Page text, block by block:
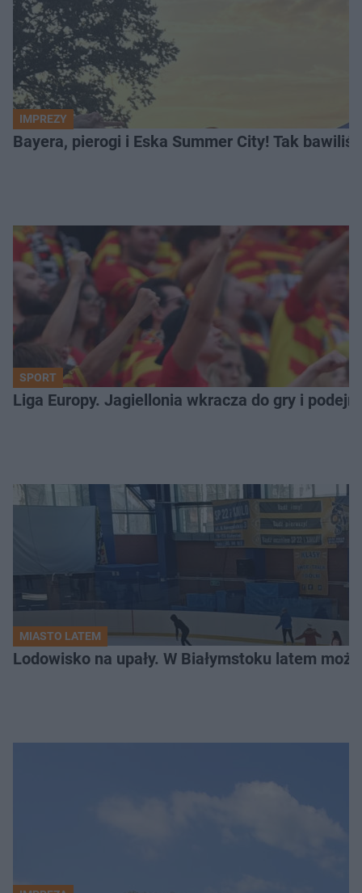
IMPREZY
Bayera, pierogi i Eska Summer City! Tak
SPORT
Liga Europy. Jagiellonia wkracza do gry i
MIASTO LATEM
Lodowisko na upały. W Białymstoku latem